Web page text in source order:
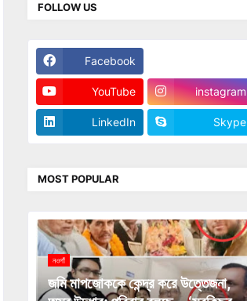
FOLLOW US
Facebook
YouTube instagram
LinkedIn Skype
MOST POPULAR
নওগাঁ
জমি মাপজোককে কেন্দ্র করে উত্তেজনা,